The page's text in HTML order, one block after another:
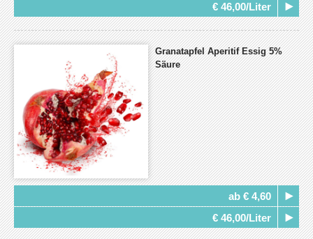
€ 46,00/Liter
Granatapfel Aperitif Essig 5%
Säure
ab € 4,60
€ 46,00/Liter